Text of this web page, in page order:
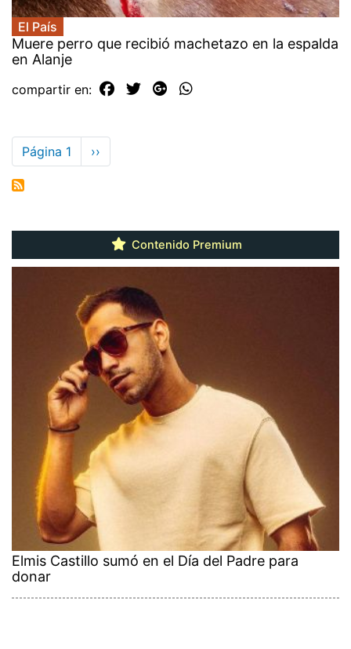
El País
Muere perro que recibió machetazo en la espalda
en Alanje
compartir en:
Paginación
Página 1
Siguiente
página
››
Contenido Premium
Elmis Castillo sumó en el Día del Padre para
donar